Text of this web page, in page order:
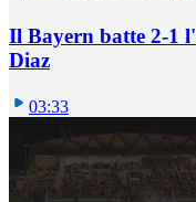
Il Bayern batte 2-1
Diaz
03:33